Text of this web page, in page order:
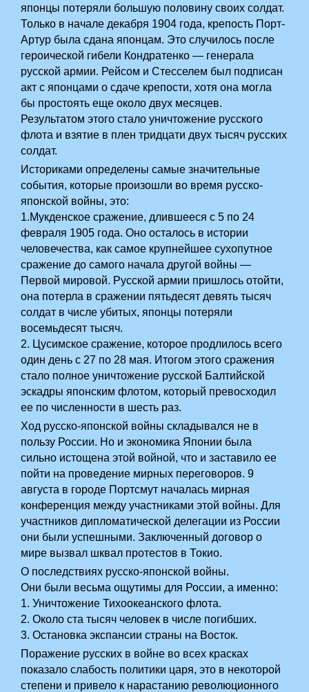
японцы потеряли большую половину своих солдат.
Только в начале декабря 1904 года, крепость Порт-
Артур была сдана японцам. Это случилось после
героической гибели Кондратенко — генерала
русской армии. Рейсом и Стесселем был подписан
акт с японцами о сдаче крепости, хотя она могла
бы простоять еще около двух месяцев.
Результатом этого стало уничтожение русского
флота и взятие в плен тридцати двух тысяч русских
солдат.
Историками определены самые значительные
события, которые произошли во время русско-
японской войны, это:
1.Мукденское сражение, длившееся с 5 по 24
февраля 1905 года. Оно осталось в истории
человечества, как самое крупнейшее сухопутное
сражение до самого начала другой войны —
Первой мировой. Русской армии пришлось отойти,
она потерла в сражении пятьдесят девять тысяч
солдат в числе убитых, японцы потеряли
восемьдесят тысяч.
2. Цусимское сражение, которое продлилось всего
один день с 27 по 28 мая. Итогом этого сражения
стало полное уничтожение русской Балтийской
эскадры японским флотом, который превосходил
ее по численности в шесть раз.
Ход русско-японской войны складывался не в
пользу России. Но и экономика Японии была
сильно истощена этой войной, что и заставило ее
пойти на проведение мирных переговоров. 9
августа в городе Портсмут началась мирная
конференция между участниками этой войны. Для
участников дипломатической делегации из России
они были успешными. Заключенный договор о
мире вызвал шквал протестов в Токио.
О последствиях русско-японской войны.
Они были весьма ощутимы для России, а именно:
1. Уничтожение Тихоокеанского флота.
2. Около ста тысяч человек в числе погибших.
3. Остановка экспансии страны на Восток.
Поражение русских в войне во всех красках
показало слабость политики царя, это в некоторой
степени и привело к нарастанию революционного